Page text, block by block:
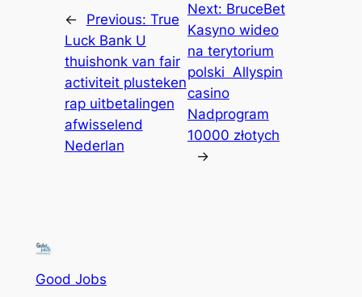
← Previous: True
Luck Bank U
thuishonk van fair
activiteit plusteken
rap uitbetalingen
afwisselend
Nederlan
Next: BruceBet
Kasyno wideo
na terytorium
polski ️ Allyspin
casino
Nadprogram
10000 złotych
→
Good Jobs